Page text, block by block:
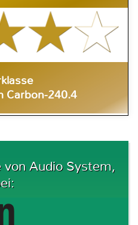
Carbon-240.4
Audio System,